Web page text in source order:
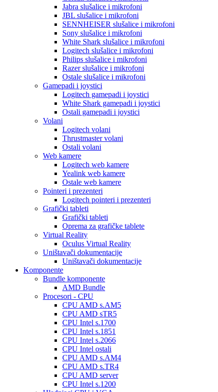
Jabra slušalice i mikrofoni
JBL slušalice i mikrofoni
SENNHEISER slušalice i mikrofoni
Sony slušalice i mikrofoni
White Shark slušalice i mikrofoni
Logitech slušalice i mikrofoni
Philips slušalice i mikrofoni
Razer slušalice i mikrofoni
Ostale slušalice i mikrofoni
Gamepadi i joystici
Logitech gamepadi i joystici
White Shark gamepadi i joystici
Ostali gamepadi i joystici
Volani
Logitech volani
Thrustmaster volani
Ostali volani
Web kamere
Logitech web kamere
Yealink web kamere
Ostale web kamere
Pointeri i prezenteri
Logitech pointeri i prezenteri
Grafički tableti
Grafički tableti
Oprema za grafičke tablete
Virtual Reality
Oculus Virtual Reality
Uništavači dokumentacije
Uništavači dokumentacije
Komponente
Bundle komponente
AMD Bundle
Procesori - CPU
CPU AMD s.AM5
CPU AMD sTR5
CPU Intel s.1700
CPU Intel s.1851
CPU Intel s.2066
CPU Intel ostali
CPU AMD s.AM4
CPU AMD s.TR4
CPU AMD server
CPU Intel s.1200